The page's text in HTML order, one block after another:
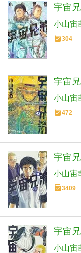
宇宙
小山宙
304
宇宙
小山宙
472
宇宙
小山宙
3409
宇宙
小山宙